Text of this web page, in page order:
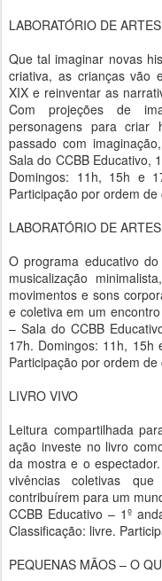
LABORATÓRIO DE
Que tal imaginar novas
criativa, as crianças vão
XIX e reinventar as
Com projeções de
personagens para criar
passado com
Sala do CCBB Educativo,
Domingos: 11h, 15h e
Participação por ordem de
LABORATÓRIO DE
O programa educativo
musicalização
movimentos e sons
e coletiva em um
– Sala do CCBB
17h. Domingos: 11h, 15h
Participação por ordem de
LIVRO VIVO
Leitura compartilhada
ação investe no livro
da mostra e o
vivências coletivas
contribuírem para um
CCBB Educativo – 1º
Classificação: livre.
PEQUENAS MÃOS – O